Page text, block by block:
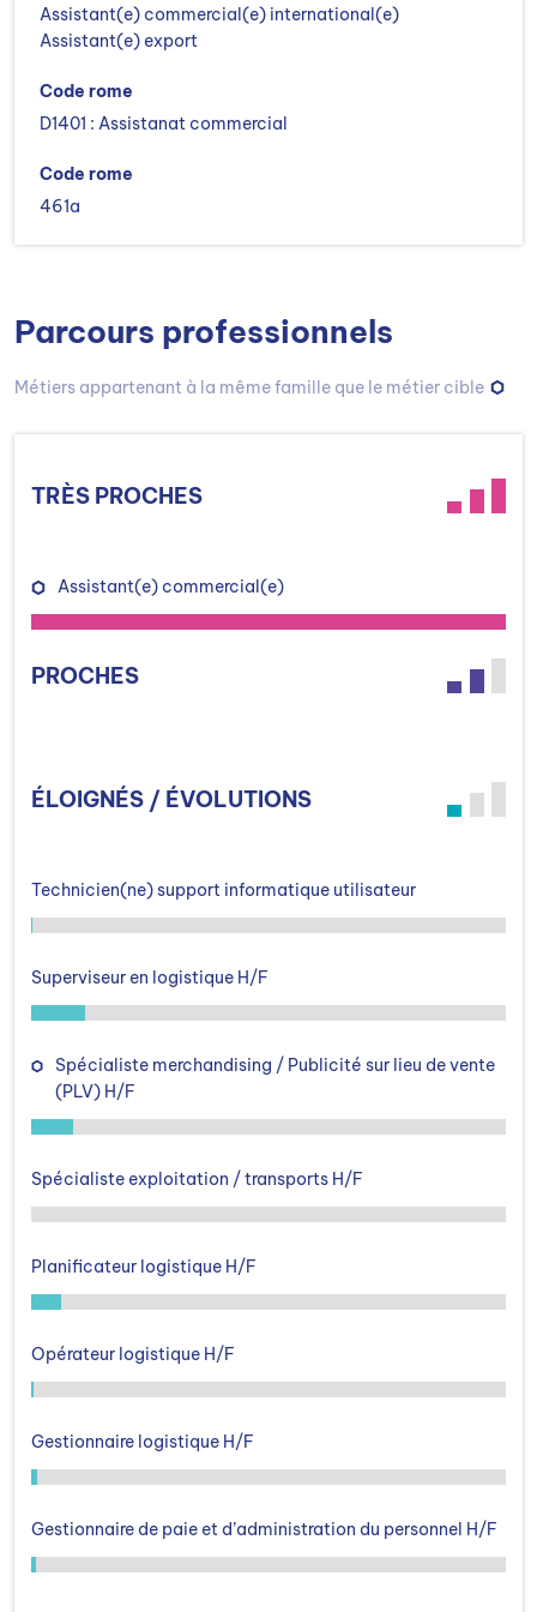
Assistant(e) commercial(e) international(e)
Assistant(e) export
Code rome
D1401 : Assistanat commercial
Code rome
461a
Parcours professionnels
Métiers appartenant à la même famille que le métier cible
TRÈS PROCHES
Assistant(e) commercial(e)
PROCHES
ÉLOIGNÉS / ÉVOLUTIONS
Technicien(ne) support informatique utilisateur
Superviseur en logistique H/F
Spécialiste merchandising / Publicité sur lieu de vente
(PLV) H/F
Spécialiste exploitation / transports H/F
Planificateur logistique H/F
Opérateur logistique H/F
Gestionnaire logistique H/F
Gestionnaire de paie et d’administration du personnel H/F